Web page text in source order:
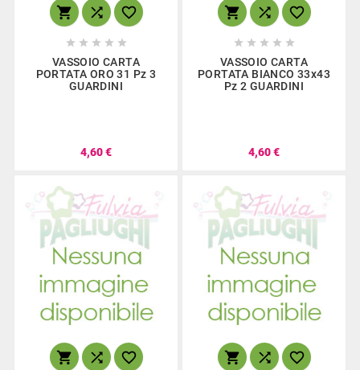
  
    
VASSOIO CARTA
PORTATA ORO 31 Pz 3
GUARDINI
4,60 €
  
    
VASSOIO CARTA
PORTATA BIANCO 33x43
Pz 2 GUARDINI
4,60 €
     